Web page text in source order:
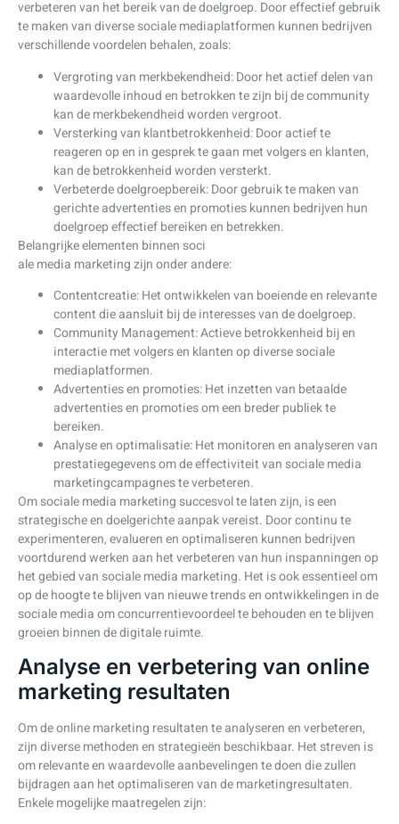
verbeteren van het bereik van de doelgroep. Door effectief gebruik
te maken van diverse sociale mediaplatformen kunnen bedrijven
verschillende voordelen behalen, zoals:
Vergroting van merkbekendheid: Door het actief delen van
waardevolle inhoud en betrokken te zijn bij de community
kan de merkbekendheid worden vergroot.
Versterking van klantbetrokkenheid: Door actief te
reageren op en in gesprek te gaan met volgers en klanten,
kan de betrokkenheid worden versterkt.
Verbeterde doelgroepbereik: Door gebruik te maken van
gerichte advertenties en promoties kunnen bedrijven hun
doelgroep effectief bereiken en betrekken.
Belangrijke elementen binnen soci
ale media marketing zijn onder andere:
Contentcreatie: Het ontwikkelen van boeiende en relevante
content die aansluit bij de interesses van de doelgroep.
Community Management: Actieve betrokkenheid bij en
interactie met volgers en klanten op diverse sociale
mediaplatformen.
Advertenties en promoties: Het inzetten van betaalde
advertenties en promoties om een breder publiek te
bereiken.
Analyse en optimalisatie: Het monitoren en analyseren van
prestatiegegevens om de effectiviteit van sociale media
marketingcampagnes te verbeteren.
Om sociale media marketing succesvol te laten zijn, is een
strategische en doelgerichte aanpak vereist. Door continu te
experimenteren, evalueren en optimaliseren kunnen bedrijven
voortdurend werken aan het verbeteren van hun inspanningen op
het gebied van sociale media marketing. Het is ook essentieel om
op de hoogte te blijven van nieuwe trends en ontwikkelingen in de
sociale media om concurrentievoordeel te behouden en te blijven
groeien binnen de digitale ruimte.
Analyse en verbetering van online
marketing resultaten
Om de online marketing resultaten te analyseren en verbeteren,
zijn diverse methoden en strategieën beschikbaar. Het streven is
om relevante en waardevolle aanbevelingen te doen die zullen
bijdragen aan het optimaliseren van de marketingresultaten.
Enkele mogelijke maatregelen zijn: